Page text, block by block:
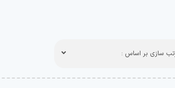
سازی بر اساس :